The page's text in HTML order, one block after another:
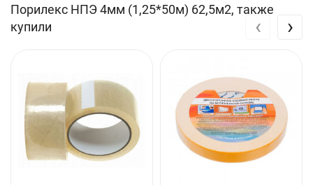
В изготовлении упаковки для различных изделий
В торговом и холодильном оборудовании: теплоизоляция
шумоизоляция военной транспортной техники; упаковка
боеприпасов; упаковка навигационных приборов
В кораблестроении: тепло- и звукоизоляция кают и
трубопроводов
Порилекс НПЭ 4мм (1,25*50м) 62,5м2, также
купили
‹ ›